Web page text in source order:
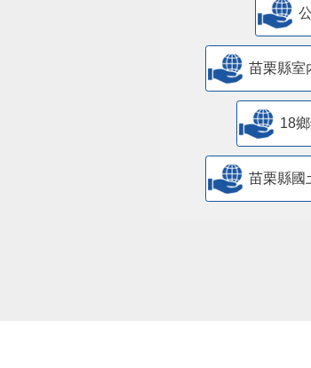
苗栗縣室
18
苗栗縣國